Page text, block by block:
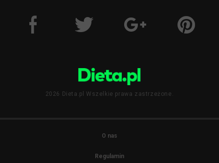
2026 Dieta.pl Wszelkie prawa zastrzeżone.
O nas
Regulamin